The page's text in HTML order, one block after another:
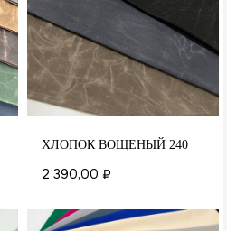
ХЛОПОК ВОЩЕНЫЙ 240
2 390,00 ₽